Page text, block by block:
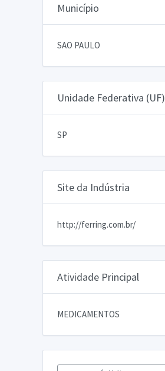
Município
SAO PAULO
Unidade Federativa (UF)
SP
Site da Indústria
http://ferring.com.br/
Atividade Principal
MEDICAMENTOS